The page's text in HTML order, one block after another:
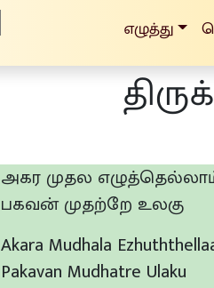
எழுத்து
அகர முதல
பகவன் முதற்றே உலகு
Akara Mudhala
Pakavan Mudhatre Ulaku